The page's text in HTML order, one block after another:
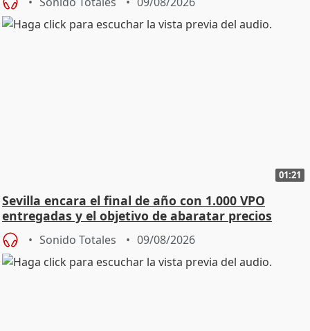
01:21
Sevilla encara el final de año con 1.000 VPO
entregadas y el objetivo de abaratar precios
Sonido Totales 09/08/2026